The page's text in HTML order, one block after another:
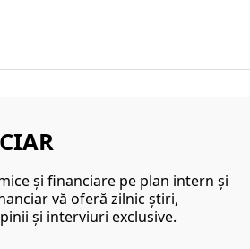
şi financiare pe plan intern şi
vă oferă zilnic ştiri,
şi interviuri exclusive.